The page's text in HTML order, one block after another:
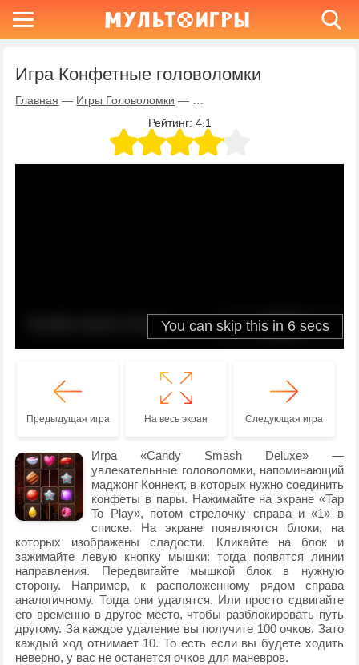
Игра Конфетные головоломки
Главная — Игры Головоломки —
Рейтинг: 4.1
Предыдущая игра На весь экран Следующая игра
Игра «Candy Smash Deluxe» —
увлекательные головоломки, напоминающий
маджонг Коннект, в которых нужно соединить
конфеты в пары. Нажимайте на экране «Tap
To Play», потом стрелочку справа и «1» в
списке. На экране появляются блоки, на
которых изображены сладости. Кликайте на блок и
зажимайте левую кнопку мышки: тогда появятся линии
направления. Передвигайте мышкой блок в нужную
сторону. Например, к расположенному рядом справа
аналогичному. Тогда они удалятся. Или просто сдвигайте
его временно в другое место, чтобы разблокировать путь
другому. За каждое удаление вы получите 100 очков. Зато
каждый ход отнимает 10. То есть если вы будете ходить
неверно, у вас не останется очков для маневров.